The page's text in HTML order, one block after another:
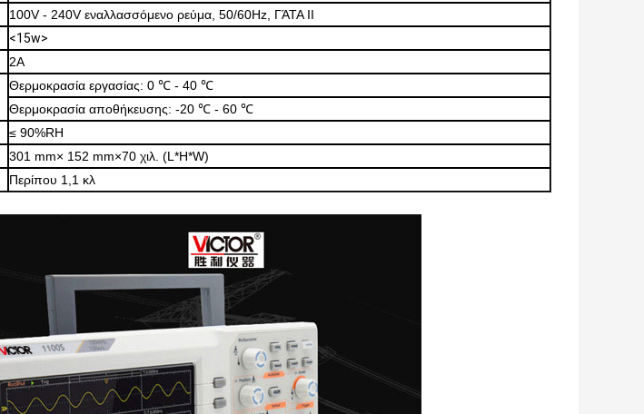
100V - 240V εναλλασσόμενο ρεύμα, 50/60Hz, ΓΆΤΑ ΙΙ
<15w>
2A
Θερμοκρασία εργασίας: 0 ℃ - 40 ℃
Θερμοκρασία αποθήκευσης: -20 ℃ - 60 ℃
≤ 90%RH
301 mm× 152 mm×70 χιλ. (L*H*W)
Περίπου 1,1 κλ